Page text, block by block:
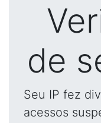
de
Seu IP fez
acessos